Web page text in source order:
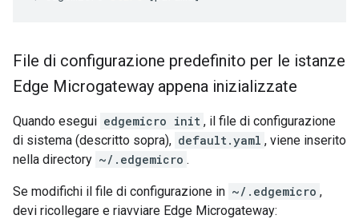
File di configurazione predefinito per le istanze
Edge Microgateway appena inizializzate
Quando esegui edgemicro init , il file di configurazione
di sistema (descritto sopra), default.yaml , viene inserito
nella directory ~/.edgemicro .
Se modifichi il file di configurazione in ~/.edgemicro ,
devi ricollegare e riavviare Edge Microgateway: